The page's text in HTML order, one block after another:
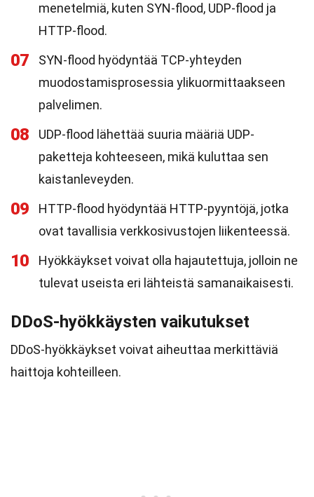
menetelmiä, kuten SYN-flood, UDP-flood ja
HTTP-flood.
07
SYN-flood hyödyntää TCP-yhteyden
muodostamisprosessia ylikuormittaakseen
palvelimen.
08
UDP-flood lähettää suuria määriä UDP-
paketteja kohteeseen, mikä kuluttaa sen
kaistanleveyden.
09
HTTP-flood hyödyntää HTTP-pyyntöjä, jotka
ovat tavallisia verkkosivustojen liikenteessä.
10
Hyökkäykset voivat olla hajautettuja, jolloin ne
tulevat useista eri lähteistä samanaikaisesti.
DDoS-hyökkäysten vaikutukset
DDoS-hyökkäykset voivat aiheuttaa merkittäviä
haittoja kohteilleen.